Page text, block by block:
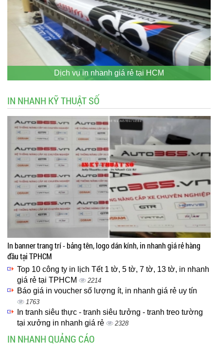
Dịch vụ in nhanh giá rẻ tại HCM
IN NHANH KỸ THUẬT SỐ
In banner trang trí - bảng tên, logo dán kính, in nhanh giá rẻ hàng
đầu tại TPHCM
Top 10 công ty in lịch Tết 1 tờ, 5 tờ, 7 tờ, 13 tờ, in nhanh
giá rẻ tại TPHCM
2214
Báo giá in voucher số lượng ít, in nhanh giá rẻ uy tín
1763
In tranh siêu thực - tranh siêu tưởng - tranh treo tường
tại xưởng in nhanh giá rẻ
2328
IN NHANH QUẢNG CÁO